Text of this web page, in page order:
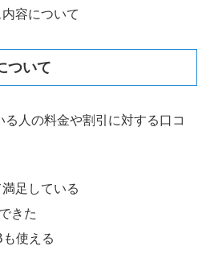
容について
ついて
る人の料金や割引に対する口コ
足している
きた
使える